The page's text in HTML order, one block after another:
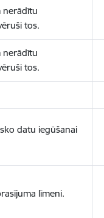
nerādītu
tos.
nerādītu
tos.
datu iegūšanai
līmeni.